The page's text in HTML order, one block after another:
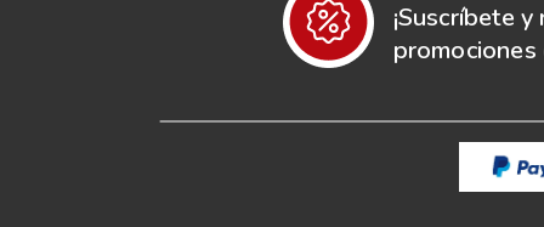
¡Suscríbete y
promociones